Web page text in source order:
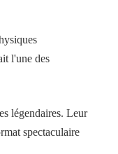
l'une des
légendaires. Leur
spectaculaire